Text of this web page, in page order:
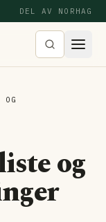
DEL AV NORHAG
og